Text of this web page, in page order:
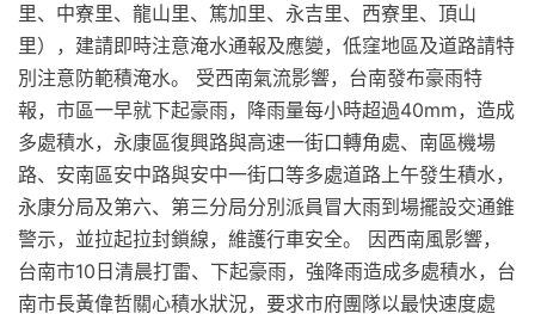
里、中寮里、龍山里、篤加里、永吉里、西寮里、頂山
里），建請即時注意淹水通報及應變，低窪地區及道路請特
別注意防範積淹水。 受西南氣流影響，台南發布豪雨特
報，市區一早就下起豪雨，降雨量每小時超過40mm，造成
多處積水，永康區復興路與高速一街口轉角處、南區機場
路、安南區安中路與安中一街口等多處道路上午發生積水，
永康分局及第六、第三分局分別派員冒大雨到場擺設交通錐
警示，並拉起拉封鎖線，維護行車安全。 因西南風影響，
台南市10日清晨打雷、下起豪雨，強降雨造成多處積水，台
南市長黃偉哲關心積水狀況，要求市府團隊以最快速度處